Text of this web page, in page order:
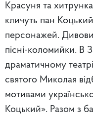
Красуня та
кличуть пан
персонажей.
пісні-коломийки. В
драматичному
святого Миколая
мотивами
Коцький». Разом з